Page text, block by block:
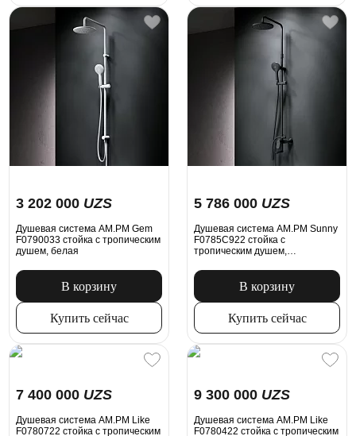
3 202 000 UZS
Душевая система AM.PM Gem
F0790033 стойка с тропическим
душем, белая
В корзину
Купить сейчас
5 786 000 UZS
Душевая система AM.PM Sunny
F0785C922 стойка с
тропическим душем,
матовая
В корзину
Купить сейчас
7 400 000 UZS
Душевая система AM.PM Like
F0780722 стойка с тропическим
9 300 000 UZS
Душевая система AM.PM Like
F0780422 стойка с тропическим